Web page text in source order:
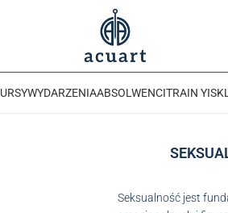
WYDARZENIAABSOLWENCITRAIN YI
Seksualność jest